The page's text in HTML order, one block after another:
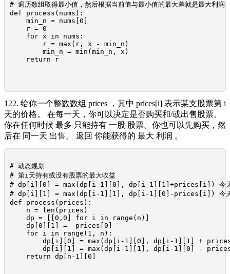
# 遍历数组取得最小值，然后根据当前值与最小值的最大差就是最大利润
def process(nums):
    min_n = nums[0]
    r = 0
    for x in nums:
        r = max(r, x - min_n)
        min_n = min(min_n, x)
    return r
122. 给你一个整数数组 prices ，其中 prices[i] 表示某支股票第 i
天的价格。 在每一天，你可以决定是否购买和/或出售股票。
你在任何时候 最多 只能持有 一股 股票。你也可以先购买，然
后在 同一天 出售。 返回 你能获得的 最大 利润 。
# 动态规划
# 第i天持有或没有股票的最大收益
# dp[i][0] = max(dp[i-1][0], dp[i-1][1]+prices[i]) 今天没有
# dp[i][1] = max(dp[i-1][1], dp[i-1][0]-prices[i]) 今天有
def process(prices):
    n = len(prices)
    dp = [[0,0] for i in range(n)]
    dp[0][1] = -prices[0]
    for i in range(1, n):
dp[i][0] = max(dp[i-1][0], dp[i-1][1] +
dp[i][1] = max(dp[i-1][1], dp[i-1][0] -
    return dp[n-1][0]